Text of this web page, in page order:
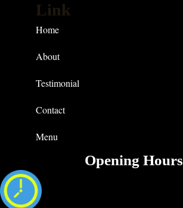
Link
Home
About
Testimonial
Contact
Menu
Opening Hours